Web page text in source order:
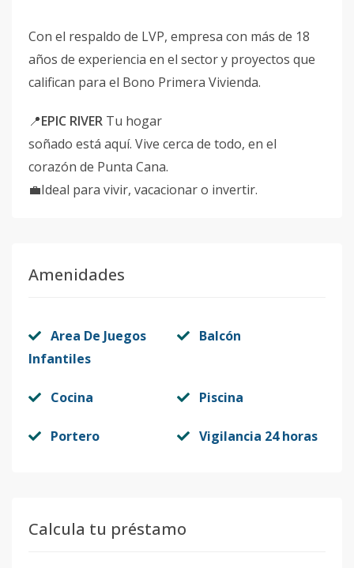
Con el respaldo de LVP, empresa con más de 18
años de experiencia en el sector y proyectos que
califican para el Bono Primera Vivienda.
📍EPIC RIVER Tu hogar
soñado está aquí. Vive cerca de todo, en el
corazón de Punta Cana.
💼Ideal para vivir, vacacionar o invertir.
Amenidades
Area De Juegos
Infantiles
Balcón
Cocina Piscina
Portero Vigilancia 24 horas
Calcula tu préstamo